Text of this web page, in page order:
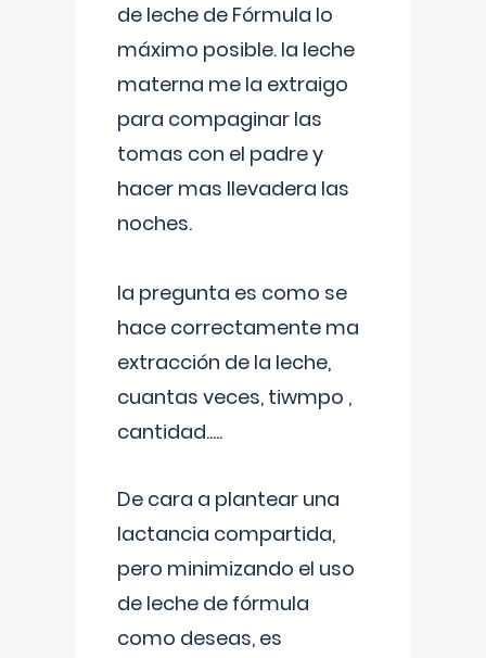
de leche de Fórmula lo
máximo posible. la leche
materna me la extraigo
para compaginar las
tomas con el padre y
hacer mas llevadera las
noches.
la pregunta es como se
hace correctamente ma
extracción de la leche,
cuantas veces, tiwmpo ,
cantidad.....
De cara a plantear una
lactancia compartida,
pero minimizando el uso
de leche de fórmula
como deseas, es